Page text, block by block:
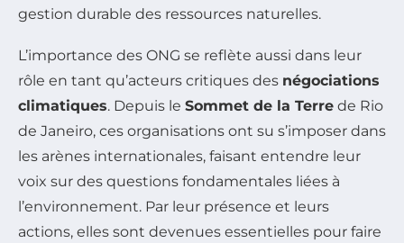
gestion durable des ressources naturelles.
L’importance des ONG se reflète aussi dans leur
rôle en tant qu’acteurs critiques des négociations
climatiques. Depuis le Sommet de la Terre de Rio
de Janeiro, ces organisations ont su s’imposer dans
les arènes internationales, faisant entendre leur
voix sur des questions fondamentales liées à
l’environnement. Par leur présence et leurs
actions, elles sont devenues essentielles pour faire